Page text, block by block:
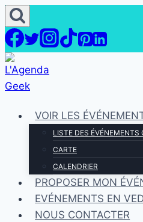
Aller
au
contenu
VOIR LES
LISTE DES ÉVÉNEMENTS
CARTE
CALENDRIER
PROPOSER MON
EVÉNEMENTS EN
NOUS CONTACTER